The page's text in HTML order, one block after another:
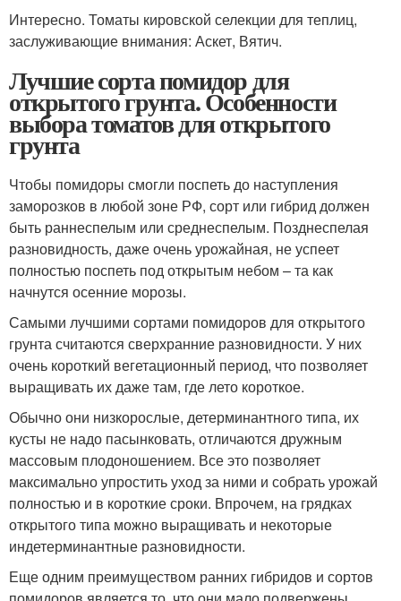
Интересно. Томаты кировской селекции для теплиц,
заслуживающие внимания: Аскет, Вятич.
Лучшие сорта помидор для
открытого грунта. Особенности
выбора томатов для открытого
грунта
Чтобы помидоры смогли поспеть до наступления
заморозков в любой зоне РФ, сорт или гибрид должен
быть раннеспелым или среднеспелым. Позднеспелая
разновидность, даже очень урожайная, не успеет
полностью поспеть под открытым небом – та как
начнутся осенние морозы.
Самыми лучшими сортами помидоров для открытого
грунта считаются сверхранние разновидности. У них
очень короткий вегетационный период, что позволяет
выращивать их даже там, где лето короткое.
Обычно они низкорослые, детерминантного типа, их
кусты не надо пасынковать, отличаются дружным
массовым плодоношением. Все это позволяет
максимально упростить уход за ними и собрать урожай
полностью и в короткие сроки. Впрочем, на грядках
открытого типа можно выращивать и некоторые
индетерминантные разновидности.
Еще одним преимуществом ранних гибридов и сортов